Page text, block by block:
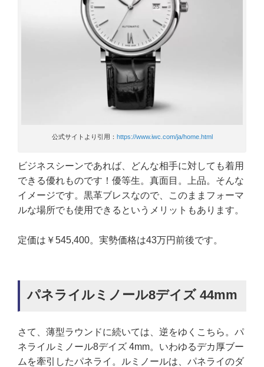
公式サイトより引用： https://www.iwc.com/ja/home.html
ビジネスシーンであれば、どんな相手に対しても着用
できる優れものです！優等生。真面目。上品。そんな
イメージです。黒革ブレスなので、このままフォーマ
ルな場所でも使用できるというメリットもあります。
定価は￥545,400。実勢価格は43万円前後です。
パネライルミノール8デイズ 44mm
さて、薄型ラウンドに続いては、逆をゆくこちら。パ
ネライルミノール8デイズ 4mm。いわゆるデカ厚ブー
ムを牽引したパネライ。ルミノールは、パネライのダ